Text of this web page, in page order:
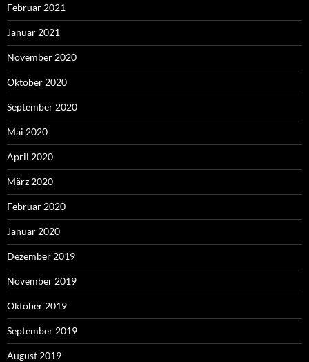
Februar 2021
Januar 2021
November 2020
Oktober 2020
September 2020
Mai 2020
April 2020
März 2020
Februar 2020
Januar 2020
Dezember 2019
November 2019
Oktober 2019
September 2019
August 2019